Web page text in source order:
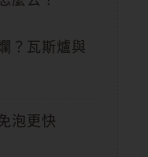
？瓦斯爐與
泡更快